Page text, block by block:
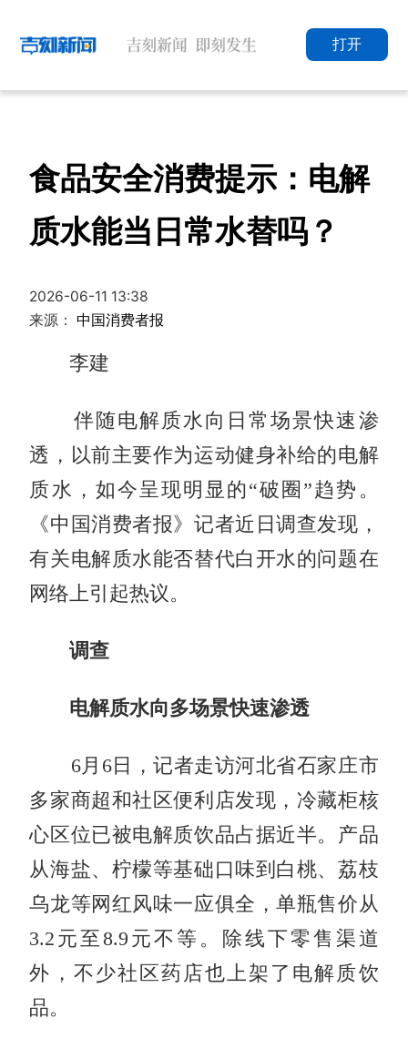
打开
食品安全消费提示：电解
质水能当日常水替吗？
2026-06-11 13:38
来源：中国消费者报
李建
伴随电解质水向日常场景快速渗
透，以前主要作为运动健身补给的电解
质水，如今呈现明显的“破圈”趋势。
《中国消费者报》记者近日调查发现，
有关电解质水能否替代白开水的问题在
网络上引起热议。
调查
电解质水向多场景快速渗透
6月6日，记者走访河北省石家庄市
多家商超和社区便利店发现，冷藏柜核
心区位已被电解质饮品占据近半。产品
从海盐、柠檬等基础口味到白桃、荔枝
乌龙等网红风味一应俱全，单瓶售价从
3.2元至8.9元不等。除线下零售渠道
外，不少社区药店也上架了电解质饮
品。